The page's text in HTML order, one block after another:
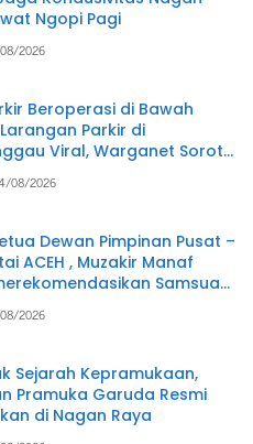
Ngopi Pagi
2026
Beroperasi di Bawah
Parkir di
Viral, Warganet Soroti
DI
08/2026
Dewan Pimpinan Pusat –
ACEH , Muzakir Manaf
Samsuar
) PJ Ketua Partai Aceh
Nagan Raya .
2026
Sejarah Kepramukaan,
Pramuka Garuda Resmi
di Nagan Raya